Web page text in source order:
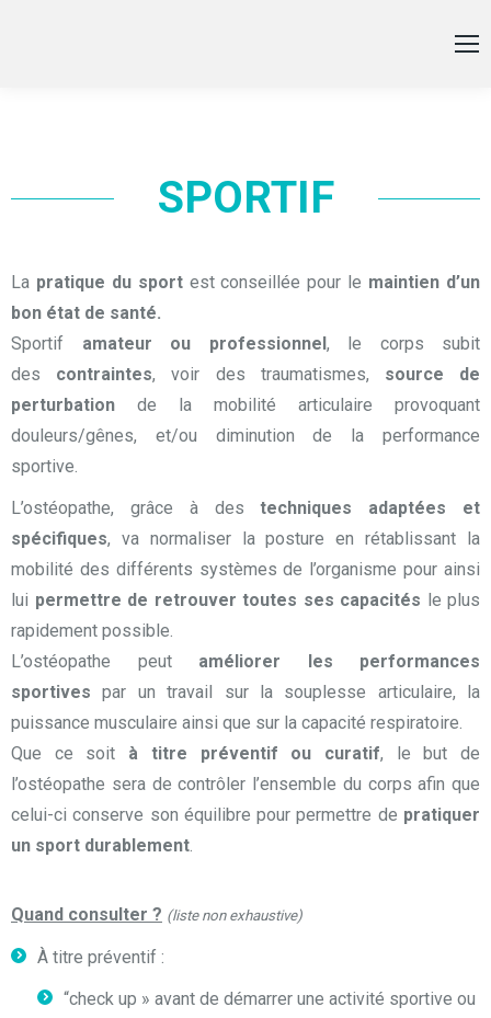
SPORTIF
La pratique du sportest conseillée pour le maintien d’un
bon état de santé.
Sportif amateur ou professionnel, le corps subit
des contraintes, voir des traumatismes, source de
perturbation de la mobilité articulaire provoquant
douleurs/gênes, et/ou diminution de la performance
sportive.
​L’ostéopathe, grâce à destechniques adaptées et
spécifiques, va normaliser la posture en rétablissant la
mobilité des différents systèmes de l’organisme pour ainsi
lui permettre de retrouver toutes ses capacités le plus
rapidement possible.
L’ostéopathe peut améliorer les performances
sportives par un travail sur la souplesse articulaire, la
puissance musculaire ainsi que sur la capacité respiratoire.
Que ce soit à titre préventif ou curatif, le but de
l’ostéopathe sera de contrôler l’ensemble du corps afin que
celui-ci conserve son équilibre pour permettre de pratiquer
un sport durablement.
Quand consulter ? (liste non exhaustive)
À titre préventif :
“check up » avant de démarrer une activité sportive ou